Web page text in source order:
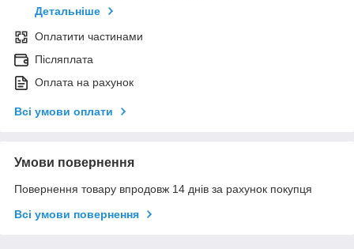
Детальніше
Оплатити частинами
Післяплата
Оплата на рахунок
Всі умови оплати
Умови повернення
Повернення товару впродовж 14 днів за рахунок покупця
Всі умови повернення